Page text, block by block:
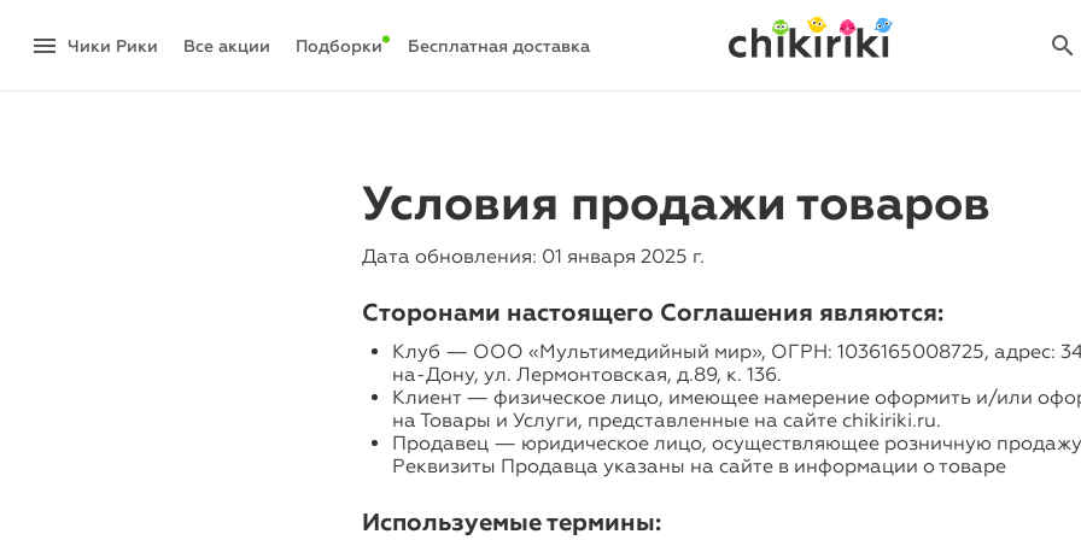
search
menu Чики Рики акции Подборки Бесплатная доставка search
Условия продажи товаров
Дата обновления: 01 января 2025 г.
Сторонами настоящего Соглашения являются:
Клуб — ООО «Мультимедийный мир», ОГРН: 1036165008725, адрес:
на-Дону, ул. Лермонтовская, д.89, к. 136.
Клиент — физическое лицо, имеющее намерение оформить и/или
на Товары и Услуги, представленные на сайте chikiriki.ru.
Продавец — юридическое лицо, осуществляющее розничную продажу
Реквизиты Продавца указаны на сайте в информации о товаре
Используемые термины: